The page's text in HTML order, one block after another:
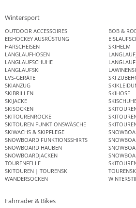
Wintersport
OUTDOOR ACCESSOIRES
BOB &
EISHOCKEY AUSRÜSTUNG
HARSCHEISEN
SKIHELM
LANGLAUFHOSEN
LANGLAUFSCHUHE
LANGLAUFSKI
LVS-GERÄTE
SKI
SKIANZUG
SKIBRILLEN
SKIHOSE
SKIJACKE
SKISOCKEN
SKITOURENRÖCKE
SKITOUREN FUNKTIONSWÄSCHE
SKIWACHS & SKIPFLEGE
SNOWBOARD FUNKTIONSSHIRTS
SNOWBOARD HAUBEN
SNOWBOARDJACKEN
TOURENFELLE
SKITOUREN | TOURENSKI
WANDERSOCKEN
Fahrräder & Bikes